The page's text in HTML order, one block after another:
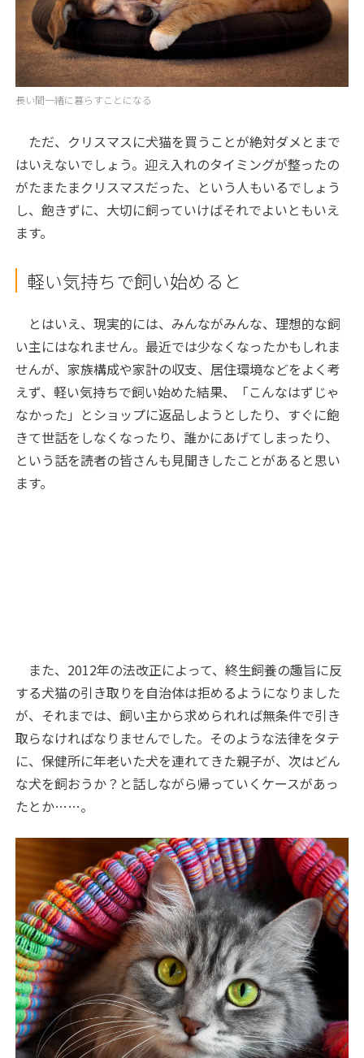
長い間一緒に暮らすことになる
ただ、クリスマスに犬猫を買うことが絶対ダメとまで
はいえないでしょう。迎え入れのタイミングが整ったの
がたまたまクリスマスだった、という人もいるでしょう
し、飽きずに、大切に飼っていけばそれでよいともいえ
ます。
軽い気持ちで飼い始めると
とはいえ、現実的には、みんながみんな、理想的な飼
い主にはなれません。最近では少なくなったかもしれま
せんが、家族構成や家計の収支、居住環境などをよく考
えず、軽い気持ちで飼い始めた結果、「こんなはずじゃ
なかった」とショップに返品しようとしたり、すぐに飽
きて世話をしなくなったり、誰かにあげてしまったり、
という話を読者の皆さんも見聞きしたことがあると思い
ます。
また、2012年の法改正によって、終生飼養の趣旨に反
する犬猫の引き取りを自治体は拒めるようになりました
が、それまでは、飼い主から求められれば無条件で引き
取らなければなりませんでした。そのような法律をタテ
に、保健所に年老いた犬を連れてきた親子が、次はどん
な犬を飼おうか？と話しながら帰っていくケースがあっ
たとか……。